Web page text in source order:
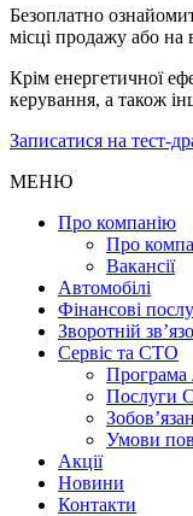
Безоплатно
місці продажу або на
Крім енергетичної
керування, а також
Записатися на тест-
МЕНЮ
Про компанію
Про
Вакансії
Автомобілі
Фінансові
Зворотній
Cервіс та СТО
Програма
Послуги
Умови
Акції
Новини
Контакти